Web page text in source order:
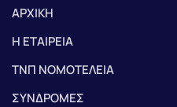
ΑΡΧΙΚΗ
Η ΕΤΑΙΡΕΙΑ
ΤΝΠ ΝΟΜΟΤΕΛΕΙΑ
ΣΥΝΔΡΟΜΕΣ